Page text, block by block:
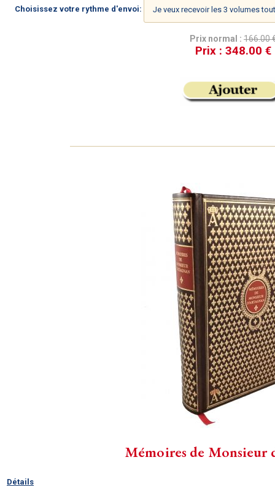
Choisissez votre rythme d'envoi:
Prix normal : 166.00
Prix : 348.00 €
Mémoires de Monsieur
Détails